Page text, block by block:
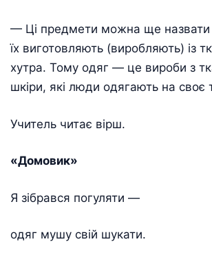
— Ці предмети можна ще
їх виготовляють (виробляють) із
хутра. Тому одяг — це вироби з
шкіри, які люди одягають на своє
Учитель читає вірш.
«Домовик»
Я зібрався погуляти —
одяг мушу свій шукати.